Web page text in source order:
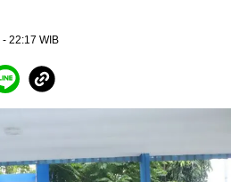
- 22:17 WIB